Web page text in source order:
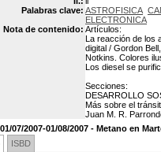
Palabras clave: ASTROFISICA
ELECTRONICA
Nota de contenido: Artículos:
La reacción de los
digital / Gordon
Notkins. Colores
Los diesel se
Secciones:
DESARROLLO
Más sobre el
Juan M. R.
07/2007-01/08/2007 - Metano en
ISBD